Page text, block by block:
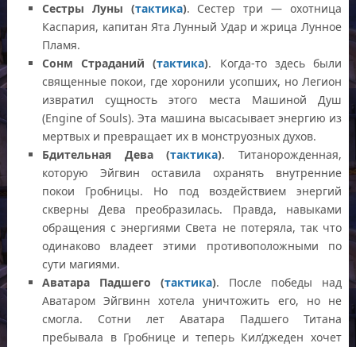
Сестры Луны (тактика). Сестер три — охотница
Каспария, капитан Ята Лунный Удар и жрица Лунное
Пламя.
Сонм Страданий (тактика). Когда-то здесь были
священные покои, где хоронили усопших, но Легион
извратил сущность этого места Машиной Душ
(Engine of Souls). Эта машина высасывает энергию из
мертвых и превращает их в монструозных духов.
Бдительная Дева (тактика). Титанорожденная,
которую Эйгвин оставила охранять внутренние
покои Гробницы. Но под воздействием энергий
скверны Дева преобразилась. Правда, навыками
обращения с энергиями Света не потеряла, так что
одинаково владеет этими противоположными по
сути магиями.
Аватара Падшего
(тактика). После победы над
Аватаром Эйгвинн хотела уничтожить его, но не
смогла. Сотни лет Аватара Падшего Титана
пребывала в Гробнице и теперь Кил’джеден хочет